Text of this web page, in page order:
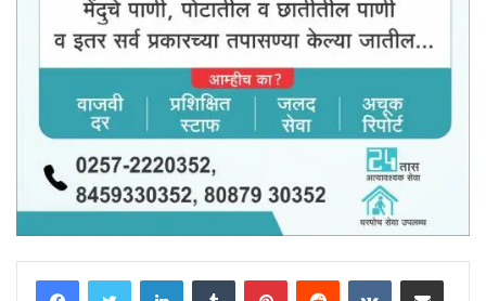
LinkedInTumblr PinterestReddit VKontakteShare via Email